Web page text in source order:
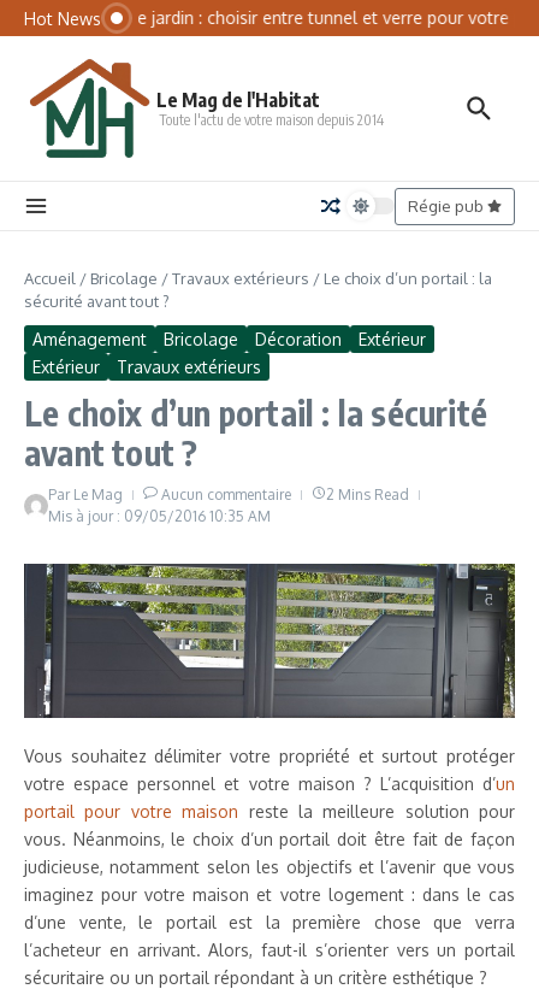
Aller au contenu
Hot NewsSerre de jardin : choisir entre tunnel et verre pour votre
Le Mag de l'Habitat
Toute l'actu de votre maison depuis 2014
Régie pub
Accueil / Bricolage /Travaux extérieurs / Le choix d’un portail : la
sécurité avant tout ?
Aménagement Bricolage Décoration
Extérieur
Extérieur
Travaux extérieurs
Le choix d’un portail : la sécurité
avant tout ?
Par Le Mag Aucun commentaire
2 Mins Read
Mis à jour : 09/05/2016 10:35 AM
Vous souhaitez délimiter votre propriété et surtout protéger
votre espace personnel et votre maison ? L’acquisition d’un
portail pour votre maison reste la meilleure solution pour
vous. Néanmoins, le choix d’un portail doit être fait de façon
judicieuse, notamment selon les objectifs et l’avenir que vous
imaginez pour votre maison et votre logement : dans le cas
d’une vente, le portail est la première chose que verra
l’acheteur en arrivant. Alors, faut-il s’orienter vers un portail
sécuritaire ou un portail répondant à un critère esthétique ?
Panneau de gestion des cookies